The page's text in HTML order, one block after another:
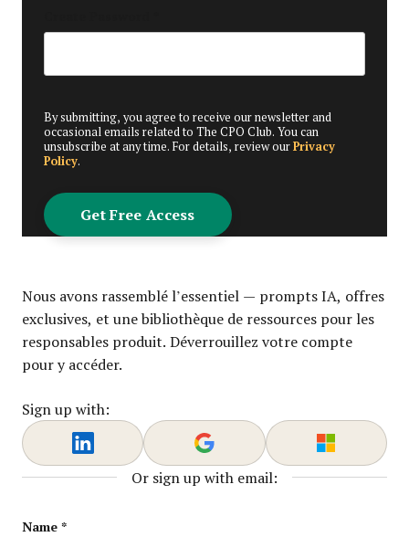
By submitting, you agree to receive our newsletter and
occasional emails related to The CPO Club. You can
unsubscribe at any time. For details, review ourPrivacy
Policy.
Nous avons rassemblé l’essentiel — prompts IA, offres
exclusives, et une bibliothèque de ressources pour les
responsables produit. Déverrouillez votre compte
pour y accéder.
Sign up with:
Or sign up with email:
X/Twitter
Name*